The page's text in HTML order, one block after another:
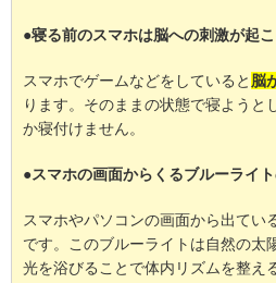
●寝る前のスマホは脳への刺激が起
スマホでゲームなどをしていると 脳
ります。そのままの状態で寝ようと
か寝付けません。
●スマホの画面からくるブルーライ
スマホやパソコンの画面から出てい
です。このブルーライトは自然の太
光を浴びることで体内リズムを整え